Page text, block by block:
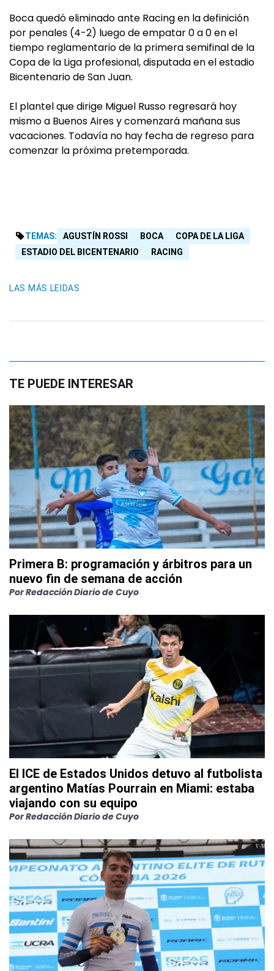
Boca quedó eliminado ante Racing en la definición
por penales (4-2) luego de empatar 0 a 0 en el
tiempo reglamentario de la primera semifinal de la
Copa de la Liga profesional, disputada en el estadio
Bicentenario de San Juan.
El plantel que dirige Miguel Russo regresará hoy
mismo a Buenos Aires y comenzará mañana sus
vacaciones. Todavía no hay fecha de regreso para
comenzar la próxima pretemporada.
TEMAS: AGUSTÍN ROSSI BOCA
COPA DE LA LIGA
ESTADIO DEL BICENTENARIO
RACING
LAS MÁS LEIDAS
TE PUEDE INTERESAR
Primera B: programación y árbitros para un
nuevo fin de semana de acción
PorRedacción Diario de Cuyo
El ICE de Estados Unidos detuvo al futbolista
argentino Matías Pourrain en Miami: estaba
viajando con su equipo
PorRedacción Diario de Cuyo